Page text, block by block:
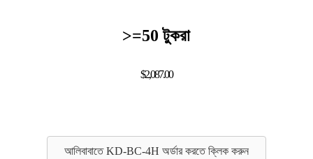
>=50 টুকরা
$2,087.00
আলিবাবাতে KD-BC-4H অর্ডার করতে ক্লিক করুন